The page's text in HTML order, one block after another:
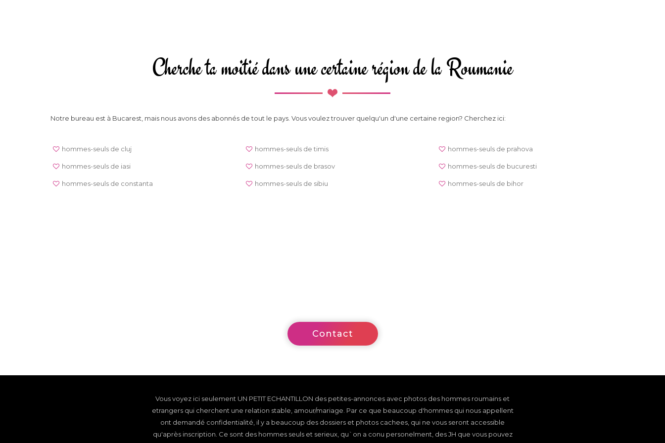
Cherche ta moitié dans une certaine région de la Roumanie
Notre bureau est à Bucarest, mais nous avons des abonnés de tout le pays. Vous voulez trouver quelqu'un d'une certaine region? Cherchez ici:
hommes-seuls de cluj
hommes-seuls de iasi
hommes-seuls de constanta
hommes-seuls de timis
hommes-seuls de brasov
hommes-seuls de sibiu
hommes-seuls de prahova
hommes-seuls de bucuresti
hommes-seuls de bihor
Contact
Vous voyez ici seulement UN PETIT ECHANTILLON des petites-annonces avec photos des hommes roumains et
etrangers qui cherchent une relation stable, amour/mariage. Par ce que beaucoup d'hommes qui nous appellent
ont demandé confidentialité, il y a beaucoup des dossiers et photos cachees, qui ne vous seront accessible
qu'après inscription. Ce sont des hommes seuls et serieux, qu`on a conu personelment, des JH que vous pouvez